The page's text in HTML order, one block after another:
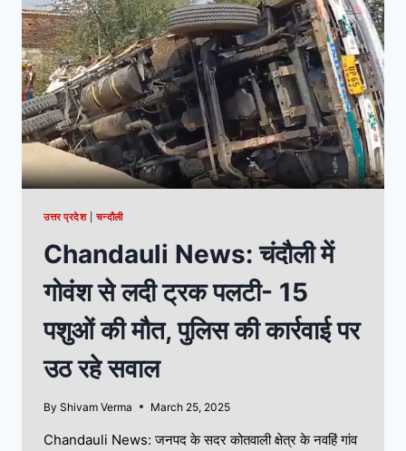
उत्तर प्रदेश|चन्दौली
Chandauli News: चंदौली में
गोवंश से लदी ट्रक पलटी- 15
पशुओं की मौत, पुलिस की कार्रवाई पर
उठ रहे सवाल
By Shivam Verma March 25, 2025
Chandauli News: जनपद के सदर कोतवाली क्षेत्र के नवहिं गांव